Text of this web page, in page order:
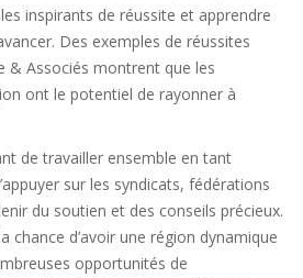
inspirants de réussite et apprendre
Des exemples de réussites
& Associés montrent que les
ont le potentiel de rayonner à
de travailler ensemble en tant
sur les syndicats, fédérations
du soutien et des conseils précieux.
chance d’avoir une région dynamique
opportunités de